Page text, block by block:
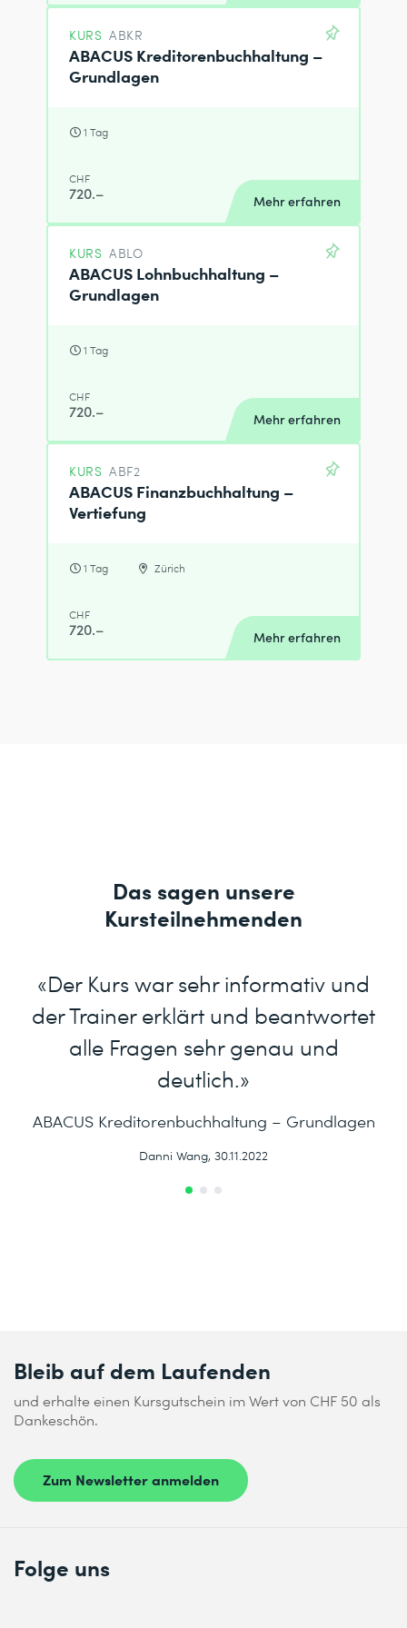
KURS ABKR
ABACUS Kreditorenbuchhaltung –
Grundlagen
1 Tag
CHF
720.– Mehr erfahren
KURS ABLO
ABACUS Lohnbuchhaltung –
Grundlagen
1 Tag
CHF
720.– Mehr erfahren
KURS ABF2
ABACUS Finanzbuchhaltung –
Vertiefung
1 Tag Zürich
CHF
720.– Mehr erfahren
Das sagen unsere
Kursteilnehmenden
«Der Kurs war sehr informativ und
der Trainer erklärt und beantwortet
alle Fragen sehr genau und
deutlich.»
ABACUS Kreditorenbuchhaltung – Grundlagen
Danni Wang, 30.11.2022
Bleib auf dem Laufenden
und erhalte einen Kursgutschein im Wert von CHF 50 als
Dankeschön.
Zum Newsletter anmelden
Folge uns